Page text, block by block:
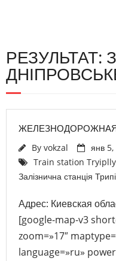
РЕЗУЛЬТАТ:
By vokzal янв
Train station
Залізнична станція
Адрес: Киевская
[google-map-v3
zoom=»17″
language=»ru»